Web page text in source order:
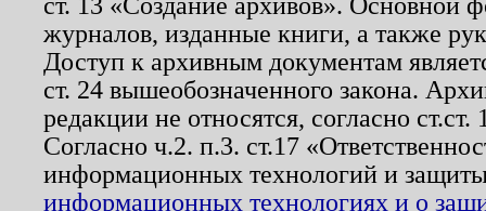
журналов, изданные книги, а также
Доступ к архивным документам
ст. 24 вышеобозначенного закона.
редакции не относятся, согласно
Согласно ч.2. п.3. ст.17
информационных технологий и
информационных технологиях и о